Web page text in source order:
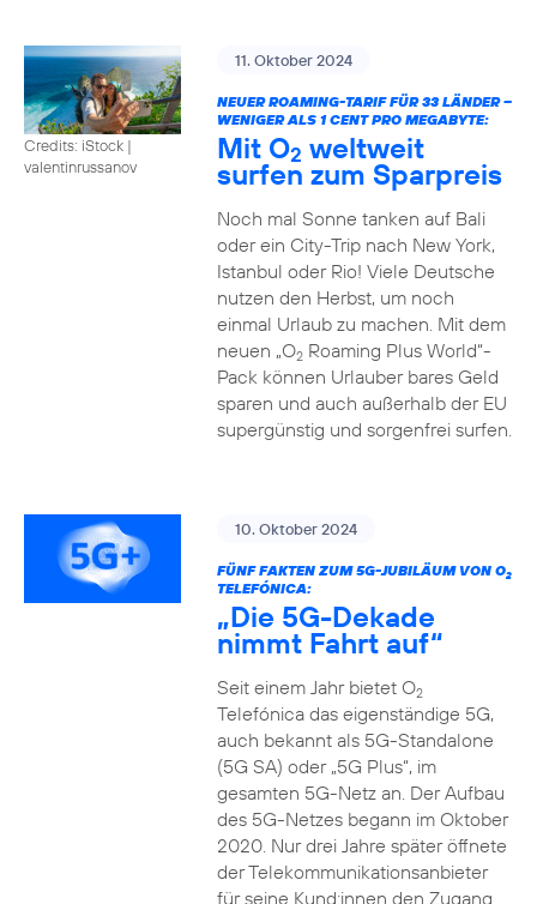
Credits: iStock |
valentinrussanov
11. Oktober 2024
NEUER ROAMING-TARIF FÜR 33 LÄNDER –
WENIGER ALS 1 CENT PRO MEGABYTE:
Mit O2 weltweit
surfen zum Sparpreis
Noch mal Sonne tanken auf Bali
oder ein City-Trip nach New York,
Istanbul oder Rio! Viele Deutsche
nutzen den Herbst, um noch
einmal Urlaub zu machen. Mit dem
neuen „O2Roaming Plus World“-
Pack können Urlauber bares Geld
sparen und auch außerhalb der EU
supergünstig und sorgenfrei surfen.
10. Oktober 2024
FÜNF FAKTEN ZUM 5G-JUBILÄUM VON O2
TELEFÓNICA:
„Die 5G-Dekade
nimmt Fahrt auf“
Seit einem Jahr bietet O2
Telefónica das eigenständige 5G,
auch bekannt als 5G-Standalone
(5G SA) oder „5G Plus“, im
gesamten 5G-Netz an. Der Aufbau
des 5G-Netzes begann im Oktober
2020. Nur drei Jahre später öffnete
der Telekommunikationsanbieter
für seine Kund:innen den Zugang